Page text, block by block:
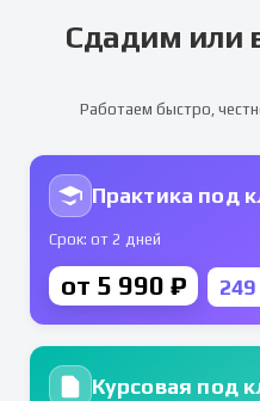
Сдадим или
Работаем быстро,
Практика под
Срок: от 2 дней
от 5 990 ₽ 249
Курсовая под